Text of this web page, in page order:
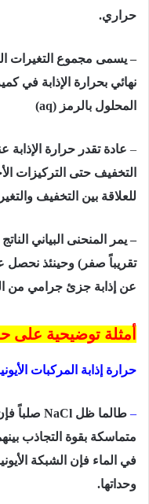
حراري.
– یسمى مجموع التغیرات
نھائي بحرارة الإذابة في
المحلول بالرمز (aq)
– عادة تقدر حرارة
التخفيف حتى التركيزات
للعلاقة بين التخفيف
– يمر المنحنى البياني
تقريباً صفر) وحينئذ نحصل
عن إذابة جزئ جرامي من
أمثلة توضيحية على
حرارة إذابة المركبات
– طالما ظل NaCl صلباً
متماسكة بقوة التجاذب
في الماء فإن الشبكة
وحداتها.